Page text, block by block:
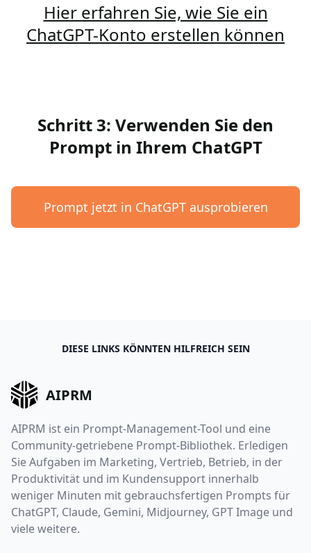
Hier erfahren Sie, wie Sie ein
ChatGPT-Konto erstellen können
Schritt 3: Verwenden Sie den
Prompt in Ihrem ChatGPT
Prompt jetzt in ChatGPT ausprobieren
DIESE LINKS KÖNNTEN HILFREICH SEIN
AIPRM
AIPRM ist ein Prompt-Management-Tool und eine
Community-getriebene Prompt-Bibliothek. Erledigen
Sie Aufgaben im Marketing, Vertrieb, Betrieb, in der
Produktivität und im Kundensupport innerhalb
weniger Minuten mit gebrauchsfertigen Prompts für
ChatGPT, Claude, Gemini, Midjourney, GPT Image und
viele weitere.